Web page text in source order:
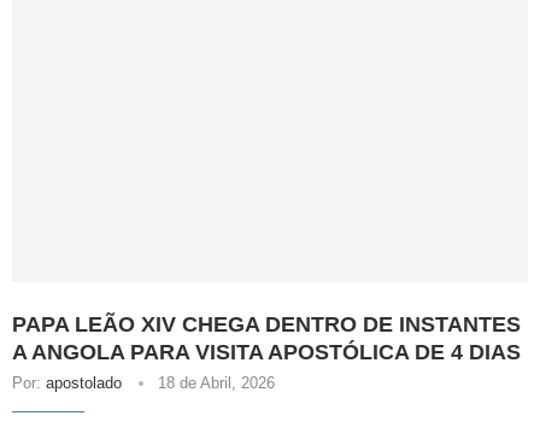
PAPA LEÃO XIV CHEGA DENTRO DE INSTANTES
A ANGOLA PARA VISITA APOSTÓLICA DE 4 DIAS
Por: apostolado 18 de Abril, 2026